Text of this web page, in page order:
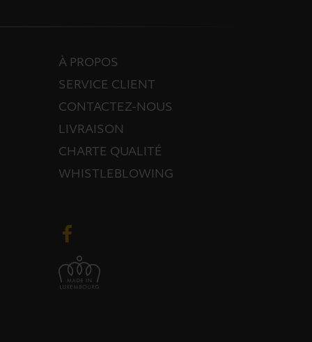
À PROPOS
SERVICE CLIENT
CONTACTEZ-NOUS
LIVRAISON
CHARTE QUALITÉ
WHISTLEBLOWING